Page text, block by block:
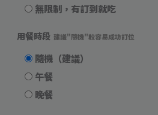
無限制，有訂到就吃
用餐時段 建議"隨機"較容易成功訂位
隨機（建議）
午餐
晚餐